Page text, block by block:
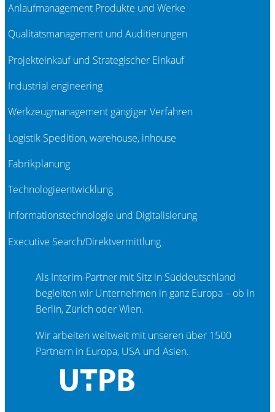
Anlaufmanagement Produkte und Werke
Qualitätsmanagement und Auditierungen
Projekteinkauf und Strategischer Einkauf
Industrial engineering
Werkzeugmanagement gängiger Verfahren
Logistik Spedition, warehouse, inhouse
Fabrikplanung
Technologieentwicklung
Informationstechnologie und Digitalisierung
Executive Search/Direktvermittlung
Als Interim-Partner mit Sitz in Süddeutschland
begleiten wir Unternehmen in ganz Europa – ob in
Berlin, Zürich oder Wien.
Wir arbeiten weltweit mit unseren über 1500
Partnern in Europa, USA und Asien.